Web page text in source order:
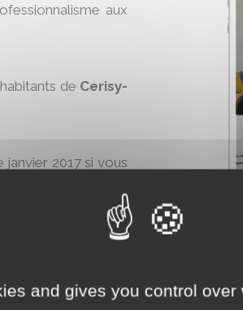
aux
de Cerisy-
janvier 2017 si vous
and gives you control over